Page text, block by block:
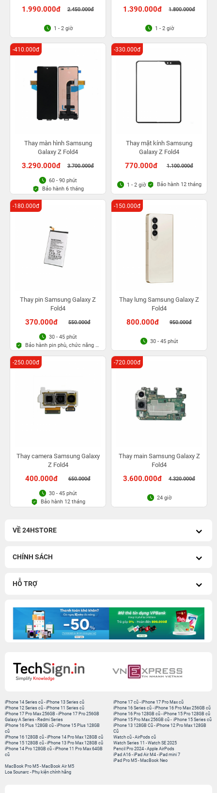
1.990.000đ 2.450.000đ
1 - 2 giờ
1.390.000đ 1.800.000đ
1 - 2 giờ
Thay màn hình Samsung
Galaxy Z Fold4
3.290.000đ 3.700.000đ
-410.000đ
60 - 90 phút
Bảo hành 6 tháng
Thay mặt kính Samsung
Galaxy Z Fold4
770.000đ 1.100.000đ
-330.000đ
1 - 2 giờ Bảo hành 12 tháng
Thay pin Samsung Galaxy Z
Fold4
370.000đ 550.000đ
-180.000đ
30 - 45 phút
Bảo hành pin phù, chức năng 6
tháng
Thay lưng Samsung Galaxy Z
Fold4
800.000đ 950.000đ
-150.000đ
30 - 45 phút
Thay camera Samsung Galaxy
Z Fold4
400.000đ 650.000đ
-250.000đ
30 - 45 phút
Bảo hành 12 tháng
Thay main Samsung Galaxy Z
Fold4
3.600.000đ 4.320.000đ
-720.000đ
24 giờ
VỀ 24HSTORE
CHÍNH SÁCH
HỖ TRỢ
iPhone 14 Series cũ -iPhone 13 Series cũ
iPhone 12 Series cũ -iPhone 11 Series cũ
iPhone 17 Pro Max 256GB -iPhone 17 Pro 256GB
Galaxy A Series - Redmi Series
iPhone 17 cũ -iPhone 17 Pro Max cũ
iPhone 16 Series cũ - iPhone 16 Pro Max 256GB cũ
iPhone 16 Pro 128GB cũ -iPhone 15 Pro 128GB cũ
iPhone 15 Pro Max 256GB cũ - iPhone 15 Series cũ
iPhone 16 Plus 128GB cũ -iPhone 15 Plus 128GB
cũ
iPhone 16 128GB cũ -iPhone 14 Pro Max 128GB cũ
iPhone 15 128GB cũ -iPhone 13 Pro Max 128GB cũ
iPhone 14 Pro 128GB cũ -iPhone 11 Pro Max 64GB
cũ
iPhone 13 128GB Cũ -iPhone 12 Pro Max 128GB
Cũ
Watch cũ -AirPods cũ
Watch Series 11 -Watch SE 2025
Pencil Pro 2024 -Apple AirPods
iPad A16 -iPad Air M4 -iPad mini 7
iPad Pro M5 - MacBook Neo
MacBook Pro M5 - MacBook Air M5
Loa Sounarc - Phụ kiện chính hãng